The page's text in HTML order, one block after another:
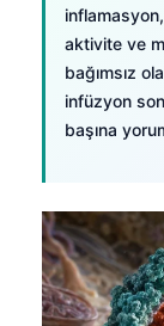
aktivite ve
bağımsız
infüzyon
başına